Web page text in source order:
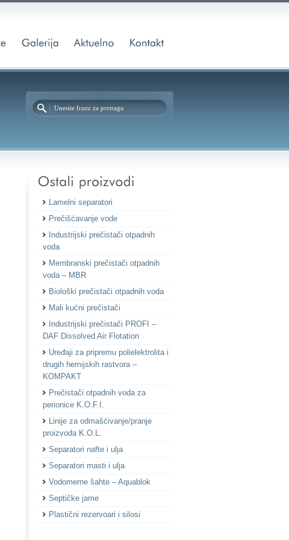
Lamelni separatori
Prečišćavanje vode
Industrijski prečistači otpadnih
voda
Membranski prečistači otpadnih
voda – MBR
Biološki prečistači otpadnih voda
Mali kućni prečistači
Industrijski prečistači PROFI –
DAF Dissolved Air Flotation
Uređaji za pripremu polielektrolita i
drugih hemijskih rastvora –
KOMPAKT
Prečistači otpadnih voda za
perionice K.O.F.I.
Linije za odmašćivanje/pranje
proizvoda K.O.L.
Separatori nafte i ulja
Separatori masti i ulja
Vodomerne šahte – Aquablok
Septičke jame
Plastični rezervoari i silosi